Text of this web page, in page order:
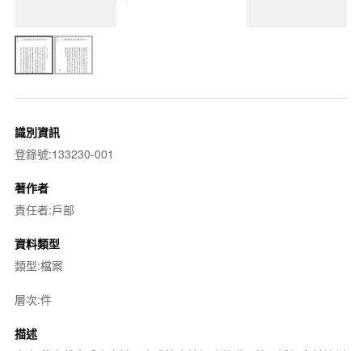
識別資訊
登錄號:133230-001
著作者
責任者:戶部
資料類型
類型:檔案
層次:件
描述